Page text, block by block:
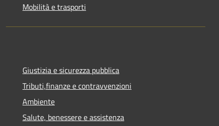
Mobilità e trasporti
Giustizia e sicurezza pubblica
Tributi,finanze e contravvenzioni
Ambiente
Salute, benessere e assistenza